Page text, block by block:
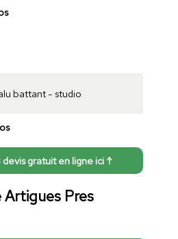
battant - studio
gratuit en ligne ici ↑
Pres